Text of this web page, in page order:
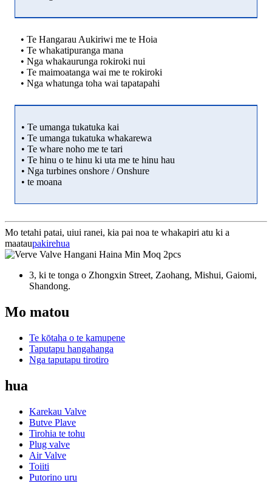
• Te Hangarau Aukiriwi me te Hoia
• Te whakatipuranga mana
• Nga whakaurunga rokiroki nui
• Te maimoatanga wai me te rokiroki
• Nga whatunga toha wai tapatapahi
• Te umanga tukatuka kai
• Te umanga tukatuka whakarewa
• Te whare noho me te tari
• Te hinu o te hinu ki uta me te hinu hau
• Nga turbines onshore / Onshure
• te moana
Mo tetahi patai, uiui ranei, kia pai noa te whakapiri atu ki a
maataupakirehua
3, ki te tonga o Zhongxin Street, Zaohang, Mishui, Gaiomi,
Shandong.
Mo matou
Te kōtaha o te kamupene
Taputapu hangahanga
Nga taputapu tirotiro
hua
Karekau Valve
Butve Plave
Tirohia te tohu
Plug valve
Air Valve
Toiiti
Putorino uru